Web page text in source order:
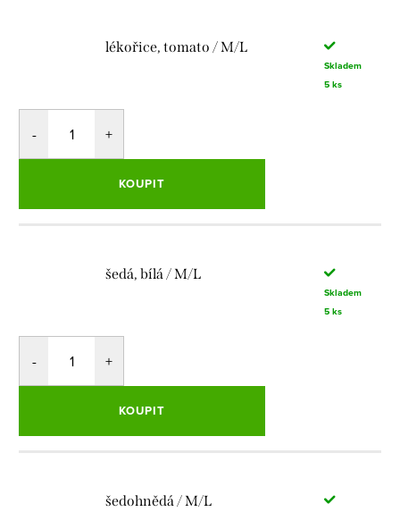
lékořice, tomato / M/L
Skladem
5 ks
KOUPIT
šedá, bílá / M/L
Skladem
5 ks
KOUPIT
šedohnědá / M/L